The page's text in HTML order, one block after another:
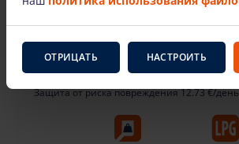
Газовая вилка. Тойота 7FG40
127.29 €
/шт. + НДС
Защита от риска повреждения 12.73 €/день
ОТРИЦАТЬ НАСТРОИТЬ